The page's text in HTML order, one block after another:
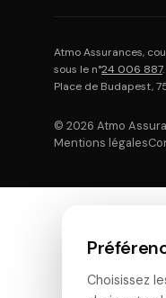
Atmo Assurances,
sous le n°24 006 887
Place de Budapest,
© 2026 Atmo
Mentions légales
Choisissez